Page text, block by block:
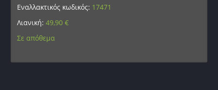
Εναλλακτικός κωδικός: 17471
Λιανική:49,90€
Σε απόθεμα